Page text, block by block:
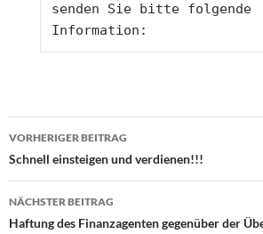
senden Sie bitte folgende
Information:
Beitragsnavigation
VORHERIGER BEITRAG
Schnell einsteigen und verdienen!!!
NÄCHSTER BEITRAG
Haftung des Finanzagenten gegenüber der